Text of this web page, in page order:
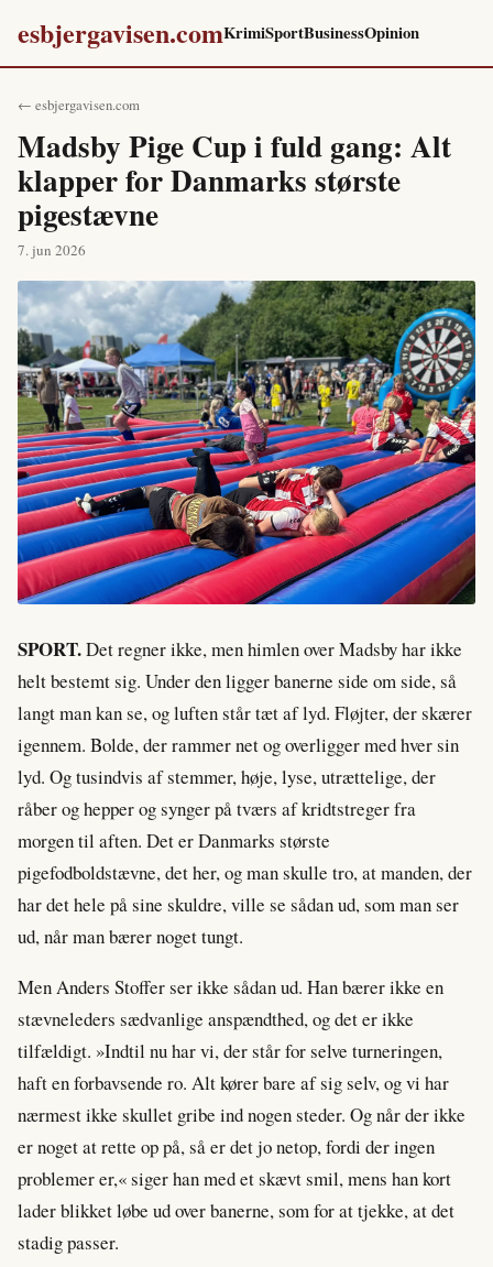
esbjergavisen.comKrimiSportBusinessOpinion
← esbjergavisen.com
Madsby Pige Cup i fuld gang: Alt
klapper for Danmarks største
pigestævne
7. jun 2026
SPORT.Det regner ikke, men himlen over Madsby har ikke
helt bestemt sig. Under den ligger banerne side om side, så
langt man kan se, og luften står tæt af lyd. Fløjter, der skærer
igennem. Bolde, der rammer net og overligger med hver sin
lyd. Og tusindvis af stemmer, høje, lyse, utrættelige, der
råber og hepper og synger på tværs af kridtstreger fra
morgen til aften. Det er Danmarks største
pigefodboldstævne, det her, og man skulle tro, at manden, der
har det hele på sine skuldre, ville se sådan ud, som man ser
ud, når man bærer noget tungt.
Men Anders Stoffer ser ikke sådan ud. Han bærer ikke en
stævneleders sædvanlige anspændthed, og det er ikke
tilfældigt. »Indtil nu har vi, der står for selve turneringen,
haft en forbavsende ro. Alt kører bare af sig selv, og vi har
nærmest ikke skullet gribe ind nogen steder. Og når der ikke
er noget at rette op på, så er det jo netop, fordi der ingen
problemer er,« siger han med et skævt smil, mens han kort
lader blikket løbe ud over banerne, som for at tjekke, at det
stadig passer.